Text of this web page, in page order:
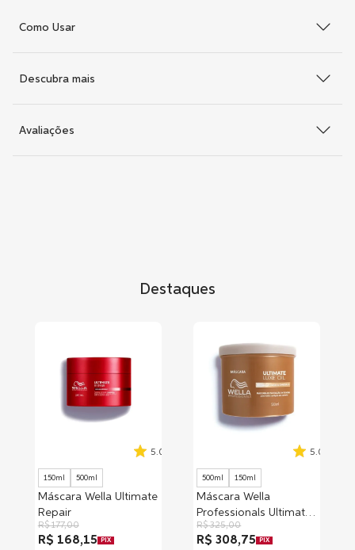
Como Usar
Descubra mais
Avaliações
Destaques
5.0
150ml 500ml
Máscara Wella Ultimate
Repair
R$ 177,00
R$ 168,15 PIX
5.0
500ml 150ml
Máscara Wella
Professionals Ultimate
Luxe Oil
R$ 325,00
R$ 308,75 PIX